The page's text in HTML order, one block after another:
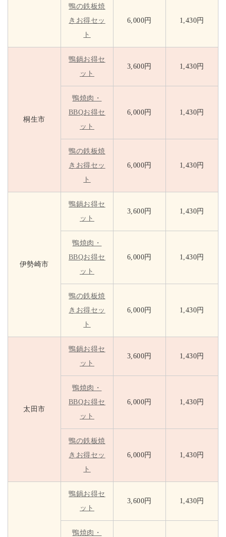
鴨の鉄板焼
きお得セッ
ト
6,000円 1,430円
桐生市
鴨鍋お得セ
ット
3,600円 1,430円
鴨焼肉・
BBQお得セ
ット
6,000円 1,430円
鴨の鉄板焼
きお得セッ
ト
6,000円 1,430円
伊勢崎市
鴨鍋お得セ
ット
3,600円 1,430円
鴨焼肉・
BBQお得セ
ット
6,000円 1,430円
鴨の鉄板焼
きお得セッ
ト
6,000円 1,430円
太田市
鴨鍋お得セ
ット
3,600円 1,430円
鴨焼肉・
BBQお得セ
ット
6,000円 1,430円
鴨の鉄板焼
きお得セッ
ト
6,000円 1,430円
鴨鍋お得セ
ット
3,600円 1,430円
鴨焼肉・